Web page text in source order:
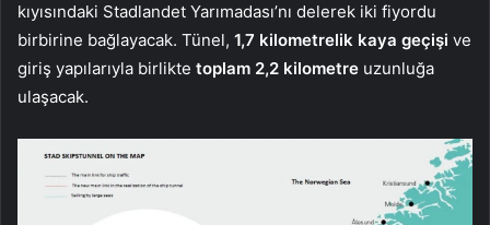
kıyısındaki Stadlandet Yarımadası’nı delerek iki fiyordu
birbirine bağlayacak. Tünel, 1,7 kilometrelik kaya geçişi ve
giriş yapılarıyla birlikte toplam 2,2 kilometre uzunluğa
ulaşacak.